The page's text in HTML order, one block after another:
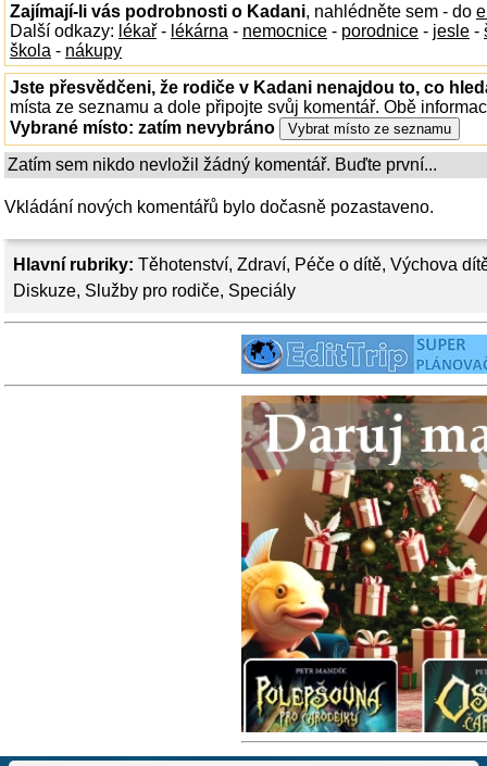
Hlavní rubriky: Těhotenství, Zdraví, Péče o dítě, Výchova
Diskuze, Služby pro rodiče, Speciály
Zajímají-li vás podrobnosti o Kadani, nahlédněte sem - do
Další odkazy: lékař - lékárna - nemocnice - porodnice - jesle -
škola - nákupy
Jste přesvědčeni, že rodiče v Kadani nenajdou to, co
místa ze seznamu a dole připojte svůj komentář. Obě
Vybrané místo: zatím nevybráno
Zatím sem nikdo nevložil žádný komentář. Buďte první...
Vkládání nových komentářů bylo dočasně pozastaveno.